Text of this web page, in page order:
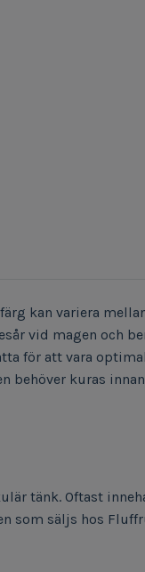
kan variera
vid magen och
för att vara
behöver kuras
tänk. Oftast
som säljs hos